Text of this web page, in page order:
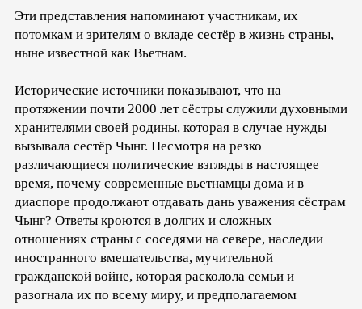
Эти представления напоминают участникам, их
потомкам и зрителям о вкладе сестёр в жизнь страны,
ныне известной как Вьетнам.
Исторические источники показывают, что на
протяжении почти 2000 лет сёстры служили духовными
хранителями своей родины, которая в случае нужды
вызывала сестёр Чынг. Несмотря на резко
различающиеся политические взгляды в настоящее
время, почему современные вьетнамцы дома и в
диаспоре продолжают отдавать дань уважения сёстрам
Чынг? Ответы кроются в долгих и сложных
отношениях страны с соседями на севере, наследии
иностранного вмешательства, мучительной
гражданской войне, которая расколола семьи и
разогнала их по всему миру, и предполагаемом